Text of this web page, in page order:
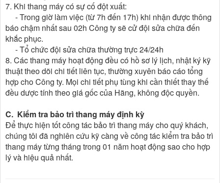
7. Khi thang máy có sự cố đột xuất:
- Trong giờ làm việc (từ 7h đến 17h) khi nhận được thông
báo chậm nhất sau 02h Công ty sẽ cử đội sửa chữa đến
khắc phục.
- Tổ chức đội sửa chữa thường trực 24/24h
8. Các thang máy hoạt động đều có hồ sơ lý lịch, nhật ký kỹ
thuật theo dõi chi tiết liên tục, thường xuyên báo cáo tổng
hợp cho Công ty. Mọi chi tiết phụ tùng khi cần thiết thay thế
đều dược tính theo giá gốc của Hãng, không độc quyền.
C. Kiểm tra bảo trì thang máy định kỳ
Để thực hiện tốt công tác bảo trì thang máy cho quý khách,
chúng tôi đã nghiên cứu kỹ càng về công tác kiểm tra bảo trì
thang máy từng tháng trong 01 năm hoạt động sao cho hợp
lý và hiệu quả nhất.